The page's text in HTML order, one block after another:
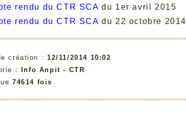
rendu du CTR SCA du 1er avril 2015
rendu du CTR SCA du 22 octobre 2014
création : 12/11/2014 10:02
:
Info Anpit - CTR
74614 fois